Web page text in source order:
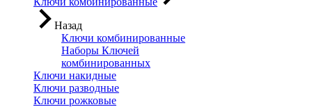
Назад
Ключи комбинированные
Наборы Ключей
комбинированных
Ключи накидные
Ключи разводные
Ключи рожковые